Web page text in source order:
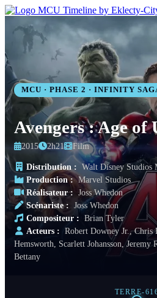
MCU · PHASE 2 · INFINITY
Avengers : Age of
2015 2h21 Film
Distribution : Walt Disney Studios
Production : Marvel Studios
Réalisateur : Joss Whedon
Scénariste : Joss Whedon
Compositeur : Brian Tyler
Acteurs : Robert Downey Jr.,
Hemsworth, Scarlett Johansson, Jeremy
Bettany
TERRE-